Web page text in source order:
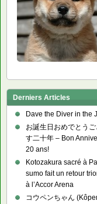
Derniers Articles
Dave the Diver in the
お誕生日おめでとうご
す二十年 – Bon
20 ans!
Kotozakura sacré à
sumo fait un retour
à l’Accor Arena
コウペンちゃん